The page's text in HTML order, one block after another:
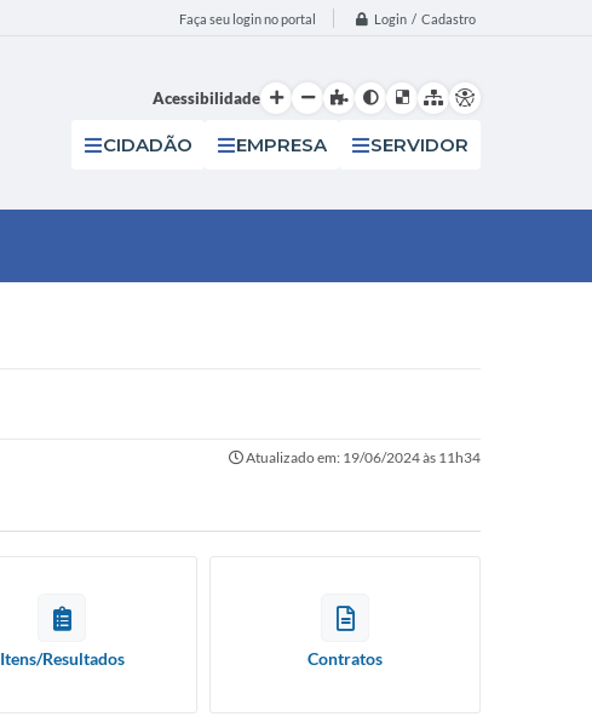
Faça seu login no portal Login / Cadastro
Acessibilidade
CIDADÃO EMPRESA SERVIDOR
Atualizado em: 19/06/2024 às 11h34
Itens/Resultados Contratos